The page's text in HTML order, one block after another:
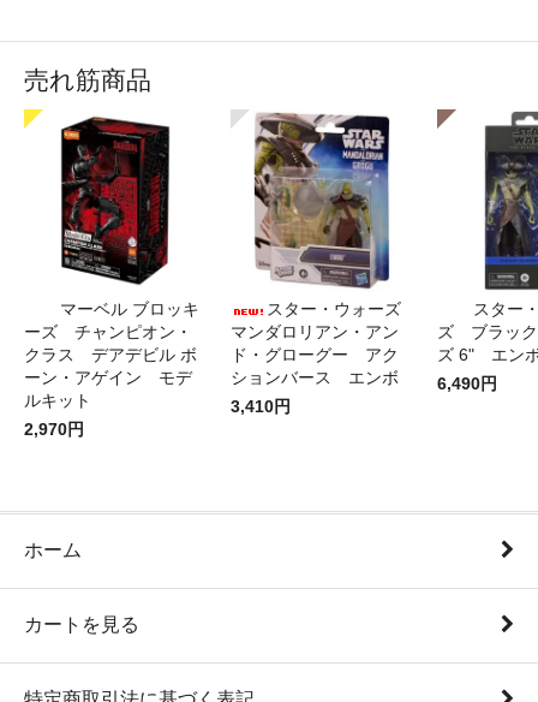
売れ筋商品
マーベル ブロッキ
ーズ チャンピオン・
クラス デアデビル ボ
ーン・アゲイン モデ
ルキット
2,970円
スター・ウォーズ
マンダロリアン・アン
ド・グローグー アク
ションバース エンボ
3,410円
スター
ズ ブラック
ズ 6" エン
6,490円
ホーム
カートを見る